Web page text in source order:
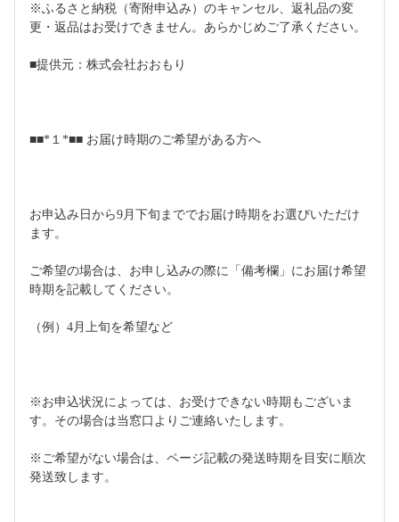
※ふるさと納税（寄附申込み）のキャンセル、返礼品の変
更・返品はお受けできません。あらかじめご了承ください。
■提供元：株式会社おおもり
■■*１*■■ お届け時期のご希望がある方へ
お申込み日から9月下旬まででお届け時期をお選びいただけ
ます。
ご希望の場合は、お申し込みの際に「備考欄」にお届け希望
時期を記載してください。
（例）4月上旬を希望など
※お申込状況によっては、お受けできない時期もございま
す。その場合は当窓口よりご連絡いたします。
※ご希望がない場合は、ページ記載の発送時期を目安に順次
発送致します。